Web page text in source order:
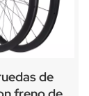
de